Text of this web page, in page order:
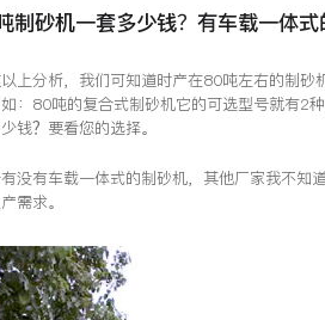
制砂机一套多少钱？有车载一体式
上分析，我们可知道时产在80吨左右的制
：80吨的复合式制砂机它的可选型号就有2
钱？要看您的选择。
没有车载一体式的制砂机，其他厂家我不知
需求。